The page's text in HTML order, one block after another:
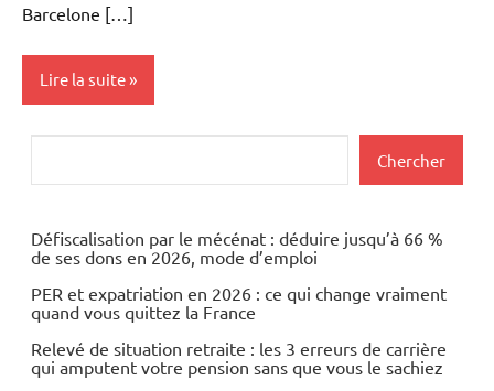
Barcelone […]
Lire la suite
Economie
Chercher
Défiscalisation par le mécénat : déduire jusqu’à 66 %
de ses dons en 2026, mode d’emploi
PER et expatriation en 2026 : ce qui change vraiment
quand vous quittez la France
Relevé de situation retraite : les 3 erreurs de carrière
qui amputent votre pension sans que vous le sachiez